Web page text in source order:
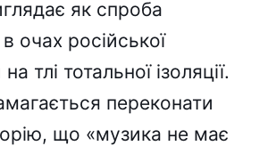
як спроба
в очах російської
тлі тотальної ізоляції.
переконати
що «музика не має